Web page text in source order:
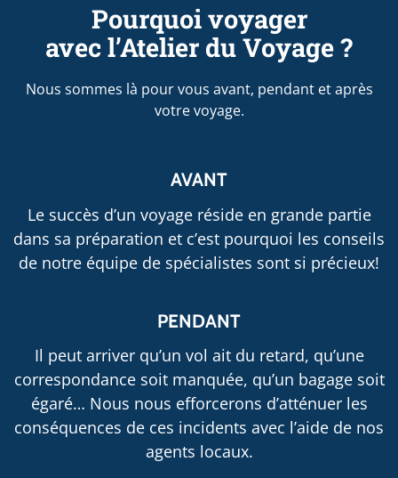
Pourquoi voyager
avec l’Atelier du Voyage ?
Nous sommes là pour vous avant, pendant et après
votre voyage.
AVANT
Le succès d’un voyage réside en grande partie
dans sa préparation et c’est pourquoi les conseils
de notre équipe de spécialistes sont si précieux!
PENDANT
Il peut arriver qu’un vol ait du retard, qu’une
correspondance soit manquée, qu’un bagage soit
égaré… Nous nous efforcerons d’atténuer les
conséquences de ces incidents avec l’aide de nos
agents locaux.